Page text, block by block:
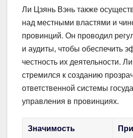
Ли Цзянь Вэнь также
над местными властями и
провинций. Он проводил
и аудиты, чтобы обеспечить
честность их деятельности.
стремился к созданию
ответственной системы
управления в провинциях.
Значимость